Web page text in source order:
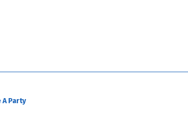
A Party